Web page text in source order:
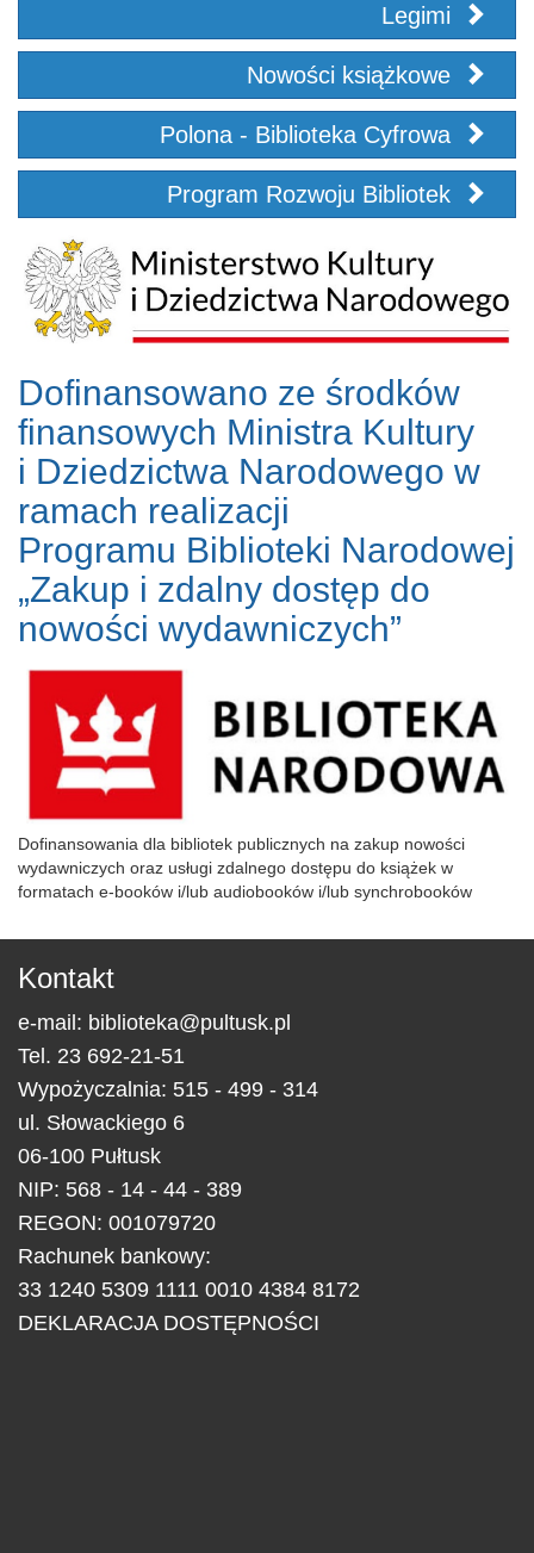
Legimi
Nowości książkowe
Polona - Biblioteka Cyfrowa
Program Rozwoju Bibliotek
Dofinansowano ze środków
finansowych Ministra Kultury
i Dziedzictwa Narodowego w
ramach realizacji
Programu Biblioteki Narodowej
„Zakup i zdalny dostęp do
nowości wydawniczych”
Dofinansowania dla bibliotek publicznych na zakup nowości
wydawniczych oraz usługi zdalnego dostępu do książek w
formatach e-booków i/lub audiobooków i/lub synchrobooków
Kontakt
e-mail: biblioteka@pultusk.pl
Tel. 23 692-21-51
Wypożyczalnia: 515 - 499 - 314
ul. Słowackiego 6
06-100 Pułtusk
NIP: 568 - 14 - 44 - 389
REGON: 001079720
Rachunek bankowy:
33 1240 5309 1111 0010 4384 8172
DEKLARACJA DOSTĘPNOŚCI